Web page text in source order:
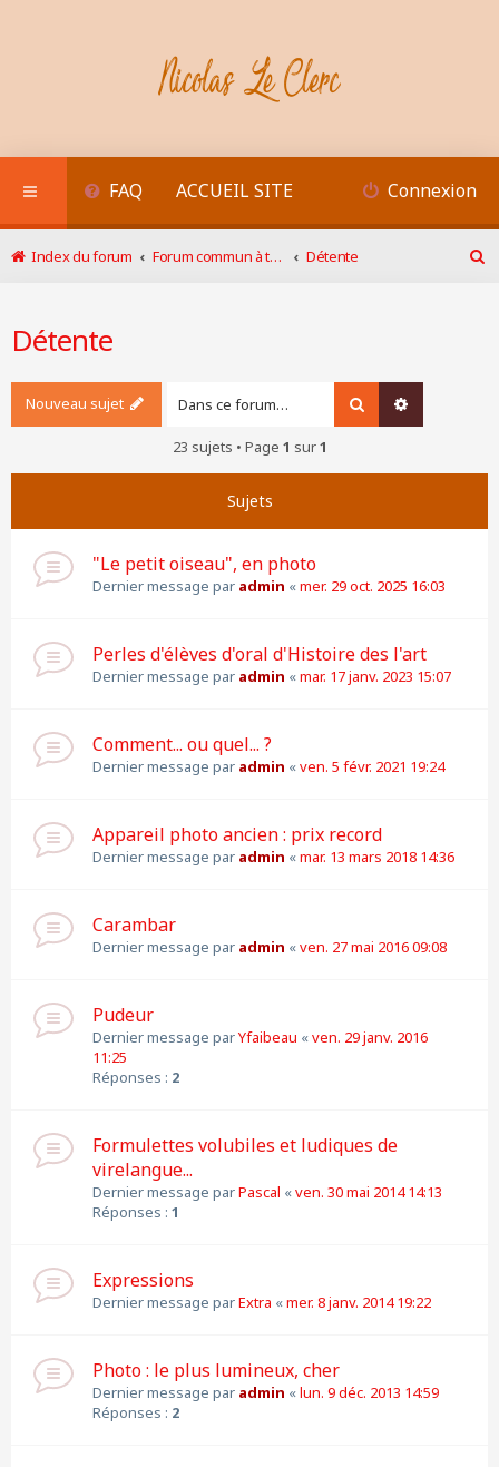
FAQ ACCUEIL SITE Connexion
Index du forum Forum commun à tous les arts du visuel
Détente
Détente
Nouveau sujet Rechercher
23 sujets • Page 1 sur1
Sujets
"Le petit oiseau", en photo
Dernier message par admin «mer. 29 oct. 2025 16:03
Perles d'élèves d'oral d'Histoire des l'art
Dernier message par admin «mar. 17 janv. 2023 15:07
Comment... ou quel... ?
Dernier message par admin «ven. 5 févr. 2021 19:24
Appareil photo ancien : prix record
Dernier message par admin «mar. 13 mars 2018 14:36
Carambar
Dernier message par admin «ven. 27 mai 2016 09:08
Pudeur
Dernier message parYfaibeau «ven. 29 janv. 2016
11:25
Réponses : 2
Formulettes volubiles et ludiques de
virelangue...
Dernier message parPascal «ven. 30 mai 2014 14:13
Réponses : 1
Expressions
Dernier message parExtra «mer. 8 janv. 2014 19:22
Photo : le plus lumineux, cher
Dernier message par admin «lun. 9 déc. 2013 14:59
Réponses : 2